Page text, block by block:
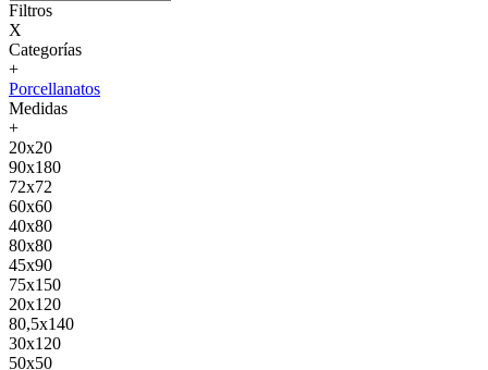
Filtros
X
Categorías
+
Porcellanatos
Medidas
+
20x20
90x180
72x72
60x60
40x80
80x80
45x90
75x150
20x120
80,5x140
30x120
50x50